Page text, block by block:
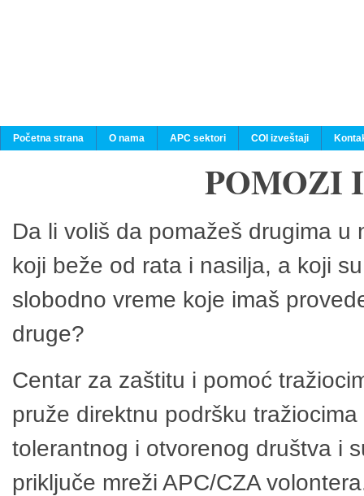
Početna strana O nama APC sektori COI izveštaji
POMOZI
Da li voliš da pomažeš drugima
koji beže od rata i nasilja, a koji
slobodno vreme koje imaš
druge?
Centar za zaštitu i pomoć
pruže direktnu podršku
tolerantnog i otvorenog društva i
priključe mreži APC/CZA